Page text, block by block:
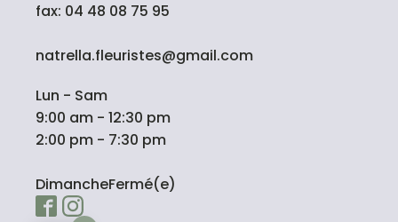
fax: 04 48 08 75 95
natrella.fleuristes@gmail.com
Lun - Sam
9:00 am - 12:30 pm
2:00 pm - 7:30 pm
DimancheFermé(e)